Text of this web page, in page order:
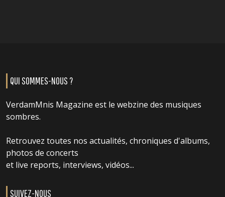
QUI SOMMES-NOUS ?
VerdamMnis Magazine est le webzine des musiques
sombres.
Retrouvez toutes nos actualités, chroniques d'albums,
photos de concerts
et live reports, interviews, vidéos...
SUIVEZ-NOUS